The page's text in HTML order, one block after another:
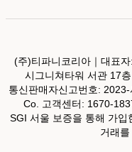
(주)티파니코리아｜대표
시그니쳐타워 서관 17
통신판매자신고번호:
Co. 고객센터: 1670-
SGI 서울 보증을 통해 가
거래